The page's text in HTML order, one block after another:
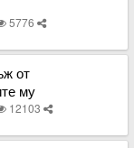
5776
от
му
12103